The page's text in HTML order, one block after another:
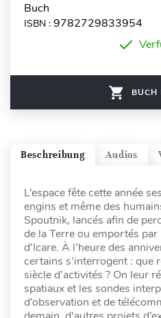
Buch
ISBN : 9782729833954
BUCH
Audios
Beschreibung
L’espace fête cette année
engins et même des
Spoutnik, lancés afin de
de la Terre ou emportés
d’Icare. À l’heure des
certains s’interrogent : que
siècle d’activités ? On leur
spatiaux et les sondes
d’observation et de